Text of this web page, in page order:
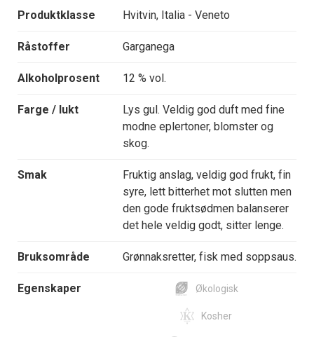
Produktklasse Hvitvin, Italia - Veneto
Råstoffer Garganega
Alkoholprosent 12 % vol.
Farge / lukt
Lys gul. Veldig god duft med fine
modne eplertoner, blomster og
skog.
Smak
Fruktig anslag, veldig god frukt, fin
syre, lett bitterhet mot slutten men
den gode fruktsødmen balanserer
det hele veldig godt, sitter lenge.
Bruksområde Grønnaksretter, fisk med soppsaus.
Egenskaper Økologisk
Kosher